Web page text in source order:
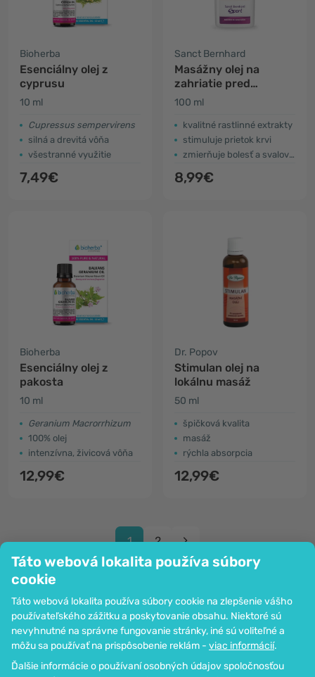
Táto webová lokalita používa súbory
cookie
Táto webová lokalita používa súbory cookie na zlepšenie vášho
používateľského zážitku a poskytovanie obsahu. Niektoré sú
nevyhnutné na správne fungovanie stránky, iné sú voliteľné a
môžu sa používať na prispôsobenie reklám - viac informácií.
Ďalšie informácie o používaní osobných údajov spoločnosťou
Bioherba
Esenciálny olej z
cyprusu
10 ml
Cupressus sempervirens
silná a drevitá vôňa
všestranné využitie
7,49€
Sanct Bernhard
Masážny olej na
zahriatie pred
cvičením
100 ml
kvalitné rastlinné extrakty
stimuluje prietok krvi
zmierňuje bolesť a svalové napätie
8,99€
Bioherba
Esenciálny olej z
pakosta
10 ml
Geranium Macrorrhizum
100% olej
intenzívna, živicová vôňa
12,99€
Dr. Popov
Stimulan olej na
lokálnu masáž
50 ml
špičková kvalita
masáž
rýchla absorpcia
12,99€
1 2
Spoločnosť
Informácie
Pripoj sa k nám